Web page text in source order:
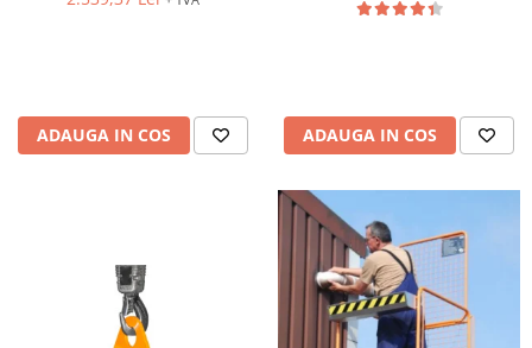
ADAUGA IN COS ADAUGA IN COS